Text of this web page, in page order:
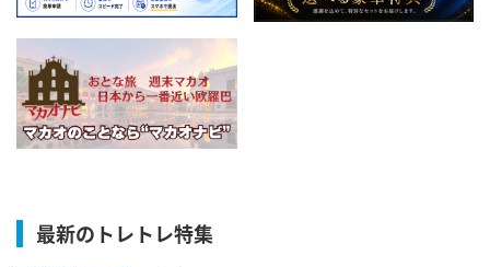
最新のトレトレ特集